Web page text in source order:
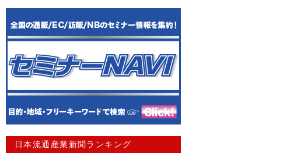
日本流通産業新聞ランキング